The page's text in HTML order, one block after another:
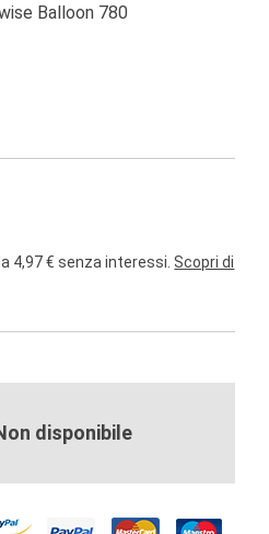
Balloon 780
4,97 € senza interessi.Scopri di
disponibile